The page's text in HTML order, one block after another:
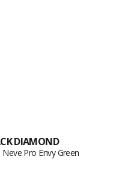
DIAMOND
Pro Envy Green